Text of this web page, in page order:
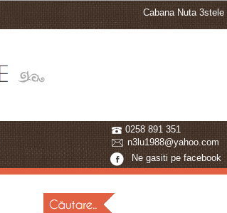
0258 891 351
n3lu1988@yahoo.com
Ne gasiti pe facebook
Cabana Nuta 3stele